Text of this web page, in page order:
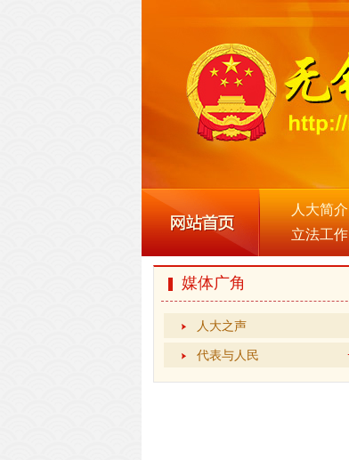
人大简介
立法工作
媒体广角
人大之声
代表与人民